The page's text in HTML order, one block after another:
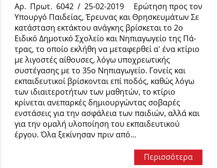
Αρ. Πρωτ. 6042 / 25-02-2019 Ερώτηση προς τον
Υπουργό Παιδείας, Έρευνας και Θρησκευμάτων Σε
κατάσταση εκτάκτου ανάγκης βρίσκεται το 2ο
Ειδικό Δημοτικό Σχολείο και Νηπιαγωγείο της Πά­
τρας, το οποίο εκλήθη να μεταφερθεί α' ένα κτίριο
με λιγοστές αίθουσες, λόγω υποχρεωτι­κής
συστέγασης με το 35ο Νηπιαγωγείο. Γονείς και
εκπαιδευτικοί βρίσκονται επί ποδός, καθώς λόγω
των ιδιαιτεροτήτων των μαθητών, το κτίριο
κρίνεται ανεπαρκές δημιουργώντας σοβαρές
ενστάσεις για την ασφάλεια των παι­διών, αλλά και
για την ομαλή υλοποίηση του εκπαιδευτικού
έργου. Όλα ξεκίνησαν πριν από...
Περισσότερα